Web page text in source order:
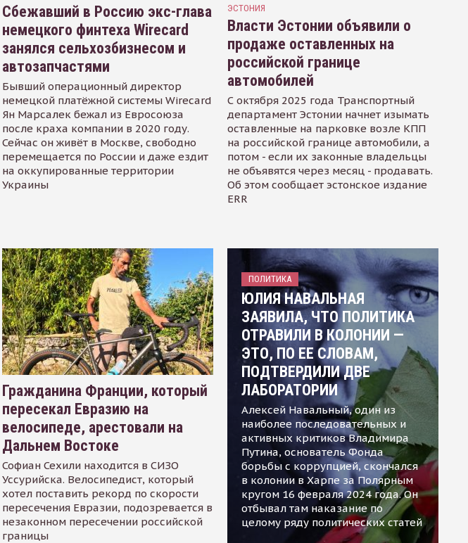
Сбежавший в Россию экс-глава
немецкого финтеха Wirecard
занялся сельхозбизнесом и
автозапчастями
Бывший операционный директор
немецкой платёжной системы Wirecard
Ян Марсалек бежал из Евросоюза
после краха компании в 2020 году.
Сейчас он живёт в Москве, свободно
перемещается по России и даже ездит
на оккупированные территории
Украины
ЭСТОНИЯ
Власти Эстонии объявили о
продаже оставленных на
российской границе
автомобилей
С октября 2025 года Транспортный
департамент Эстонии начнет изымать
оставленные на парковке возле КПП
на российской границе автомобили, а
потом - если их законные владельцы
не объявятся через месяц - продавать.
Об этом сообщает эстонское издание
ERR
Гражданина Франции, который
пересекал Евразию на
велосипеде, арестовали на
Дальнем Востоке
Софиан Сехили находится в СИЗО
Уссурийска. Велосипедист, который
хотел поставить рекорд по скорости
пересечения Евразии, подозревается в
незаконном пересечении российской
границы
ПОЛИТИКА
ЮЛИЯ НАВАЛЬНАЯ
ЗАЯВИЛА, ЧТО ПОЛИТИКА
ОТРАВИЛИ В КОЛОНИИ —
ЭТО, ПО ЕЕ СЛОВАМ,
ПОДТВЕРДИЛИ ДВЕ
ЛАБОРАТОРИИ
Алексей Навальный, один из
наиболее последовательных и
активных критиков Владимира
Путина, основатель Фонда
борьбы с коррупцией, скончался
в колонии в Харпе за Полярным
кругом 16 февраля 2024 года. Он
отбывал там наказание по
целому ряду политических статей